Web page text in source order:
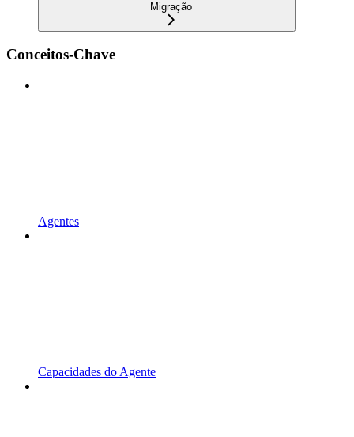
Migração
Conceitos-Chave
Agentes
Capacidades do Agente